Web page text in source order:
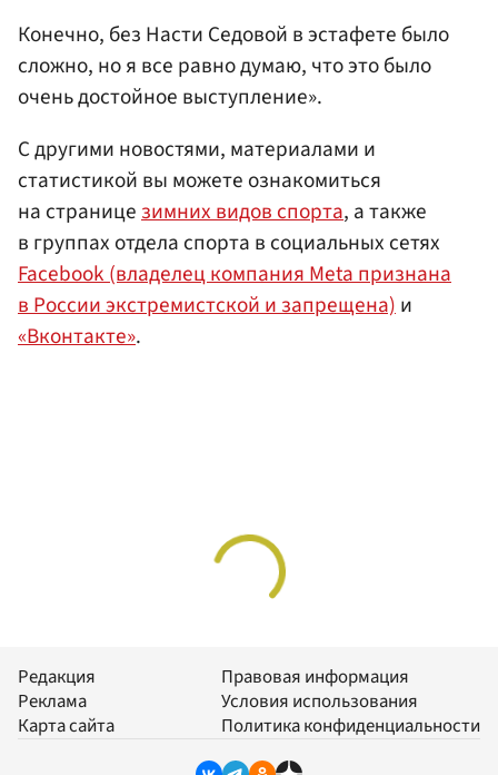
Конечно, без Насти Седовой в эстафете было
сложно, но я все равно думаю, что это было
очень достойное выступление».
С другими новостями, материалами и
статистикой вы можете ознакомиться
на страницезимних видов спорта, а также
в группах отдела спорта в социальных сетях
Facebook (владелец компания Meta признана
в России экстремистской и запрещена)и
«Вконтакте».
Редакция
Реклама
Карта сайта
Правовая информация
Условия использования
Политика конфиденциальности